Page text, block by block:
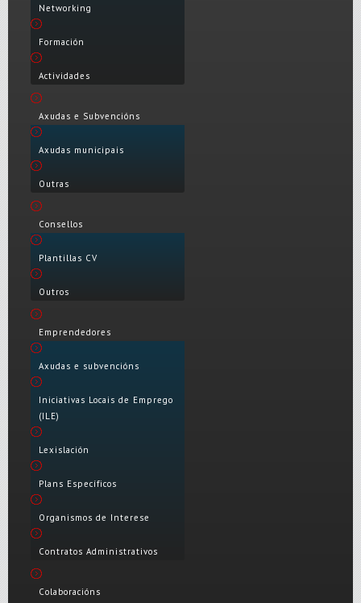
Networking
Formación
Actividades
Axudas e Subvencións
Axudas municipais
Outras
Consellos
Plantillas CV
Outros
Emprendedores
Axudas e subvencións
Iniciativas Locais de Emprego
(ILE)
Lexislación
Plans Específicos
Organismos de Interese
Contratos Administrativos
Colaboracións